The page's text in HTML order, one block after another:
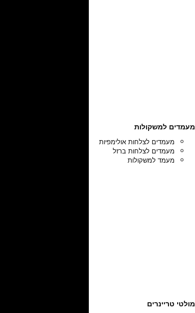
מעמדים למשקולות
מעמדים לצלחות אולימפיות
מעמדים לצלחות ברזל
מעמד למשקולות
מולטי טריינרים